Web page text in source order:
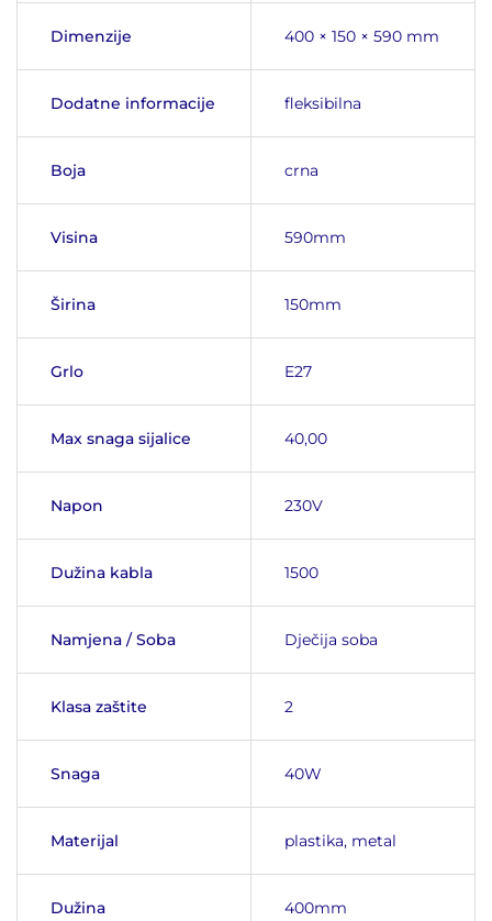
Dimenzije 400 × 150 × 590 mm
Dodatne informacije fleksibilna
Boja crna
Visina 590mm
Širina 150mm
Grlo E27
Max snaga sijalice 40,00
Napon 230V
Dužina kabla 1500
Namjena / Soba Dječija soba
Klasa zaštite 2
Snaga 40W
Materijal plastika, metal
Dužina 400mm